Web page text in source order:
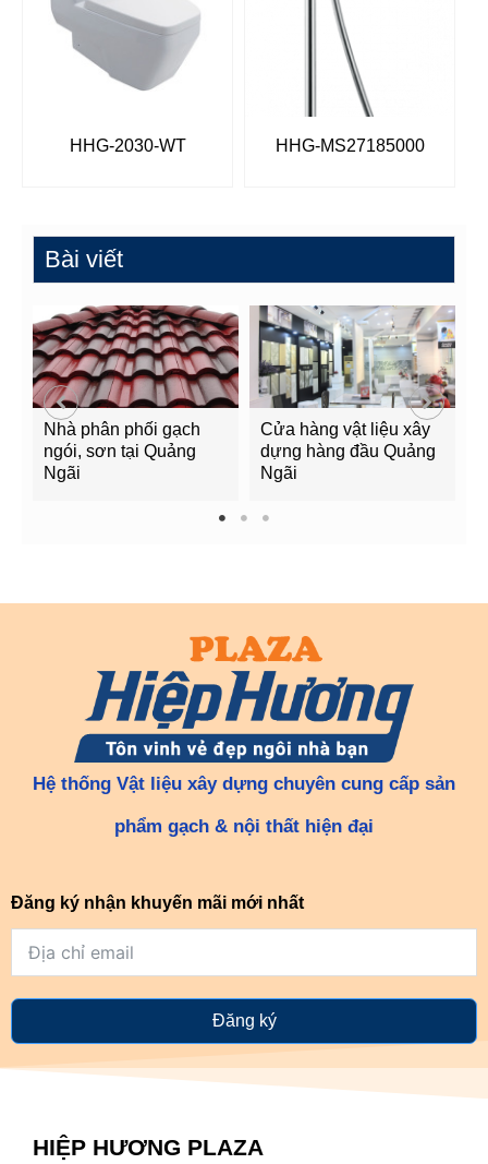
HHG-2030-WT HHG-MS27185000
Bài viết
Nhà phân phối gạch
ngói, sơn tại Quảng
Ngãi
Cửa hàng vật liệu xây
dựng hàng đầu Quảng
Ngãi
1 2 3
Hệ thống Vật liệu xây dựng chuyên cung cấp sản
phẩm gạch & nội thất hiện đại
Đăng ký nhận khuyến mãi mới nhất
Đăng ký
HIỆP HƯƠNG PLAZA